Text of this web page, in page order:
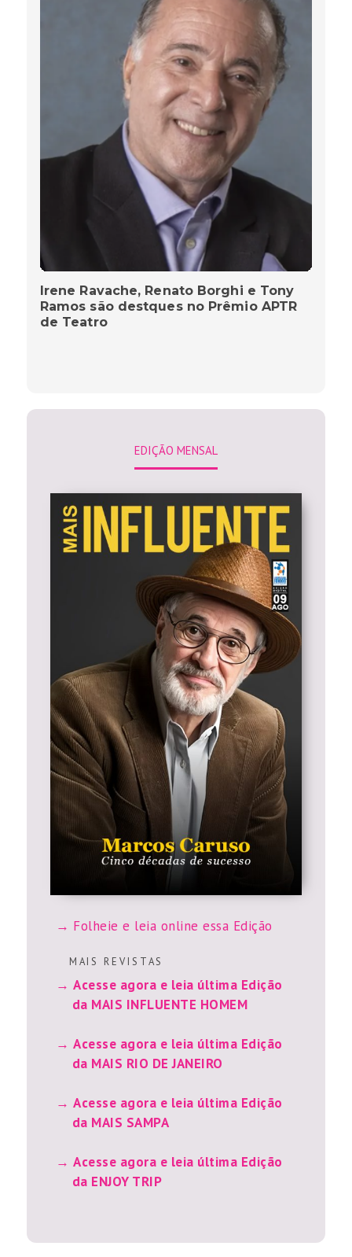
Irene Ravache, Renato Borghi e Tony
Ramos são destques no Prêmio APTR
de Teatro
EDIÇÃO MENSAL
Folheie e leia online essa Edição
M A I S R E V I S T A S
Acesse agora e leia última Edição
da MAIS INFLUENTE HOMEM
Acesse agora e leia última Edição
da MAIS RIO DE JANEIRO
Acesse agora e leia última Edição
da MAIS SAMPA
Acesse agora e leia última Edição
da ENJOY TRIP